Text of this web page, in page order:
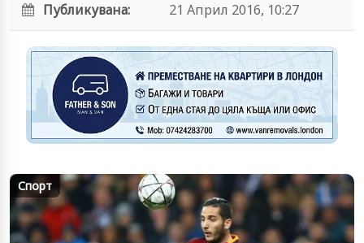
Публикувана:
21 Април 2016, 10:27
Спорт